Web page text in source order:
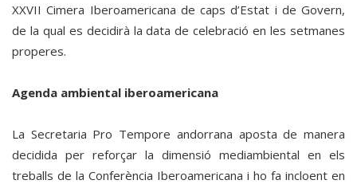
XXVII Cimera Iberoamericana de caps d’Estat i de Govern,
de la qual es decidirà la data de celebració en les setmanes
properes.
Agenda ambiental iberoamericana
La Secretaria Pro Tempore andorrana aposta de manera
decidida per reforçar la dimensió mediambiental en els
treballs de la Conferència Iberoamericana i ho fa incloent en